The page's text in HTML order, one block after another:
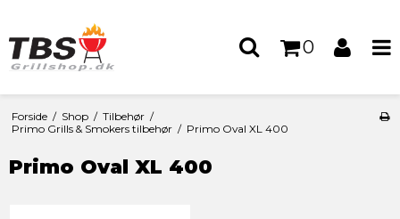
0
Forside / Shop / Tilbehør /
Primo Grills & Smokers tilbehør / Primo Oval XL 400
Primo Oval XL 400